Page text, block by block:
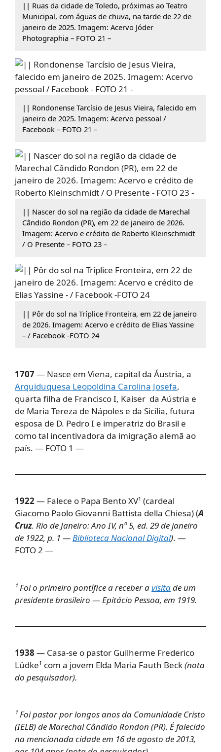
|| Ruas da cidade de Toledo, próximas ao Teatro
Municipal, com águas de chuva, na tarde de 22 de
janeiro de 2025. Imagem: Acervo Jóder
Photographia – FOTO 21 –
|| Rondonense Tarcísio de Jesus Vieira, falecido em
janeiro de 2025. Imagem: Acervo pessoal /
Facebook – FOTO 21 –
|| Nascer do sol na região da cidade de Marechal
Cândido Rondon (PR), em 22 de janeiro de 2026.
Imagem: Acervo e crédito de Roberto Kleinschmidt
/ O Presente – FOTO 23 –
|| Pôr do sol na Tríplice Fronteira, em 22 de janeiro
de 2026. Imagem: Acervo e crédito de Elias Yassine
– / Facebook -FOTO 24
1707— Nasce em Viena, capital da Áustria, a
Arquiduquesa Leopoldina Carolina Josefa,
quarta filha de Francisco I, Kaiser da Aústria e
de Maria Tereza de Nápoles e da Sicília, futura
esposa de D. Pedro I e imperatriz do Brasil e
como tal incentivadora da imigração alemã ao
país. — FOTO 1 —
1922— Falece o Papa Bento XV¹ (cardeal
Giacomo Paolo Giovanni Battista della Chiesa) (A
Cruz. Rio de Janeiro: Ano IV, nº 5, ed. 29 de janeiro
de 1922, p. 1 —Biblioteca Nacional Digital). —
FOTO 2 —
¹ Foi o primeiro pontífice a receber avisitade um
presidente brasileiro — Epitácio Pessoa, em 1919.
1938 — Casa-se o pastor Guilherme Frederico
Lüdke¹ com a jovem Elda Maria Fauth Beck(nota
do pesquisador).
¹ Foi pastor por longos anos da Comunidade Cristo
(IELB) de Marechal Cândido Rondon (PR). É falecido
na mencionada cidade em 16 de agosto de 2013,